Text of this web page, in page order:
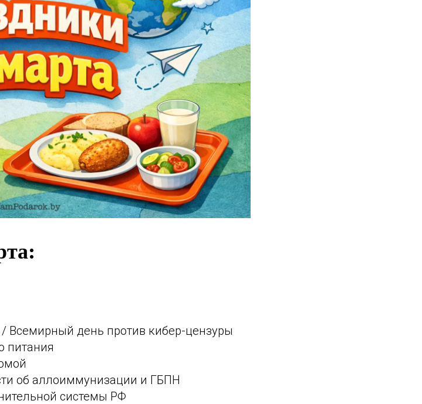
Всемирный день против кибер-цензуры
питания
об аллоиммунизации и ГБПН
системы РФ